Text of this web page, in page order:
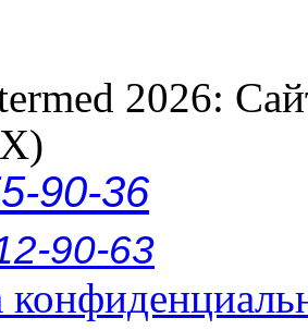
2026:
90-36
90-63